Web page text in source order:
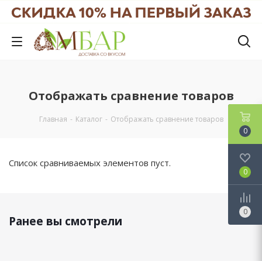
Отображать сравнение товаров
Главная - Каталог - Отображать сравнение товаров
Список сравниваемых элементов пуст.
Ранее вы смотрели
0
0
0